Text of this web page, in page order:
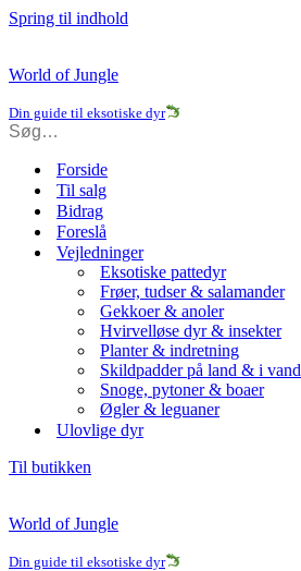
Spring til indhold
World of Jungle
Din guide til eksotiske dyr
Forside
Til salg
Bidrag
Foreslå
Vejledninger
Eksotiske pattedyr
Frøer, tudser & salamander
Gekkoer & anoler
Hvirvelløse dyr & insekter
Planter & indretning
Skildpadder på land & i vand
Snoge, pytoner & boaer
Øgler & leguaner
Ulovlige dyr
Til butikken
World of Jungle
Din guide til eksotiske dyr